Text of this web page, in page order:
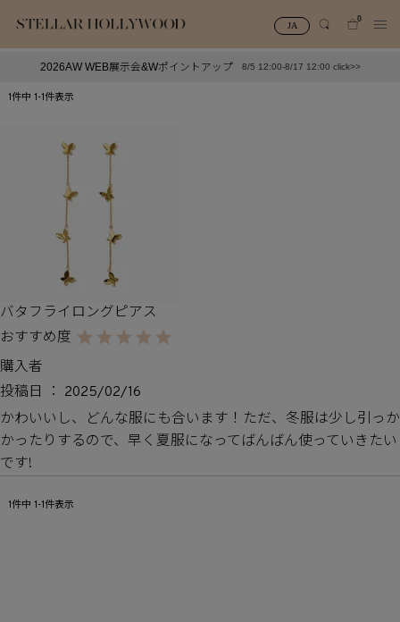
JA
0
2026AW WEB展示会&Wポイントアップ 8/5 12:00-8/17 12:00 click>>
1件中 1-1件表示
バタフライロングピアス
購入者
投稿日
2025/02/16
かわいいし、どんな服にも合います！ただ、冬服は少し引っか
かったりするので、早く夏服になってばんばん使っていきたい
です!
1件中 1-1件表示